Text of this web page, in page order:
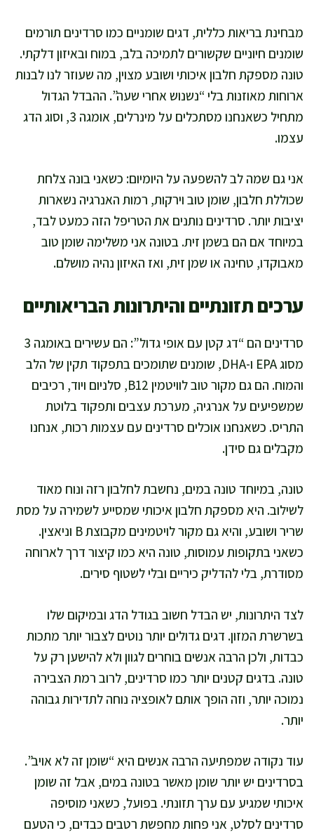
מבחינת בריאות כללית, דגים שומניים כמו סרדינים תורמים
שומנים חיוניים שקשורים לתמיכה בלב, במוח ובאיזון דלקתי.
טונה מספקת חלבון איכותי ושובע מצוין, מה שעוזר לנו לבנות
ארוחות מאוזנות בלי “נשנוש אחרי שעה”. ההבדל הגדול
מתחיל כשאנחנו מסתכלים על מינרלים, אומגה 3, וסוג הדג
עצמו.
אני גם שמה לב להשפעה על היומיום: כשאני בונה צלחת
שכוללת חלבון, שומן טוב וירקות, רמות האנרגיה נשארות
יציבות יותר. סרדינים נותנים את הטריפל הזה כמעט לבד,
במיוחד אם הם בשמן זית. בטונה אני משלימה שומן טוב
מאבוקדו, טחינה או שמן זית, ואז האיזון נהיה מושלם.
ערכים תזונתיים והיתרונות הבריאותיים
סרדינים הם “דג קטן עם אופי גדול”: הם עשירים באומגה 3
מסוג EPA ו-DHA, שומנים שתומכים בתפקוד תקין של הלב
והמוח. הם גם מקור טוב לוויטמין B12, סלניום ויוד, רכיבים
שמשפיעים על אנרגיה, מערכת עצבים ותפקוד בלוטת
התריס. כשאנחנו אוכלים סרדינים עם עצמות רכות, אנחנו
מקבלים גם סידן.
טונה, במיוחד טונה במים, נחשבת לחלבון רזה ונוח מאוד
לשילוב. היא מספקת חלבון איכותי שמסייע לשמירה על מסת
שריר ושובע, והיא גם מקור לויטמינים מקבוצת B וניאצין.
כשאני בתקופות עמוסות, טונה היא כמו קיצור דרך לארוחה
מסודרת, בלי להדליק כיריים ובלי לשטוף סירים.
לצד היתרונות, יש הבדל חשוב בגודל הדג ובמיקום שלו
בשרשרת המזון. דגים גדולים יותר נוטים לצבור יותר מתכות
כבדות, ולכן הרבה אנשים בוחרים לגוון ולא להישען רק על
טונה. בדגים קטנים יותר כמו סרדינים, לרוב רמת הצבירה
נמוכה יותר, וזה הופך אותם לאופציה נוחה לתדירות גבוהה
יותר.
עוד נקודה שמפתיעה הרבה אנשים היא “שומן זה לא אויב”.
בסרדינים יש יותר שומן מאשר בטונה במים, אבל זה שומן
איכותי שמגיע עם ערך תזונתי. בפועל, כשאני מוסיפה
סרדינים לסלט, אני פחות מחפשת רטבים כבדים, כי הטעם